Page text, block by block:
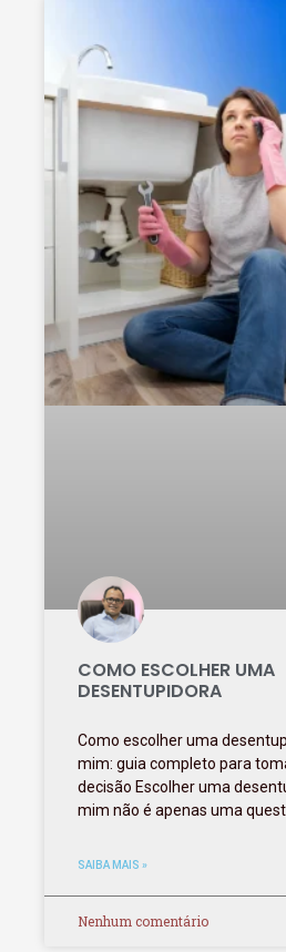
COMO ESCOLHER UMA
DESENTUPIDORA
Como escolher uma
mim: guia completo para
decisão Escolher uma
mim não é apenas uma
SAIBA MAIS »
Nenhum comentário